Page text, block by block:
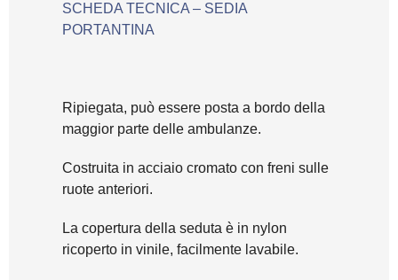
SCHEDA TECNICA – SEDIA
PORTANTINA
Ripiegata, può essere posta a bordo della
maggior parte delle ambulanze.
Costruita in acciaio cromato con freni sulle
ruote anteriori.
La copertura della seduta è in nylon
ricoperto in vinile, facilmente lavabile.